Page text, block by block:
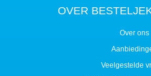
OVER
Over ons
Veelgestelde